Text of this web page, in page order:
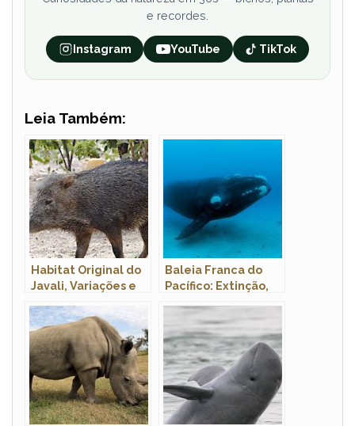
e recordes.
Instagram YouTube TikTok
Leia Também:
Habitat Original do
Javali, Variações e
Baleia Franca do
Pacífico: Extinção,
Habitat e Fotos